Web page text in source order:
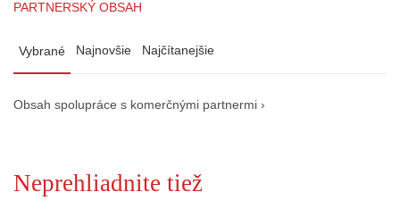
PARTNERSKÝ OBSAH
Vybrané Najnovšie Najčítanejšie
Obsah spolupráce s komerčnými partnermi ›
Neprehliadnite tiež